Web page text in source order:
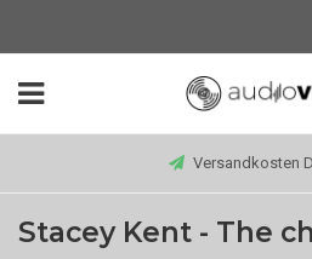
Versandkosten
Stacey Kent - The